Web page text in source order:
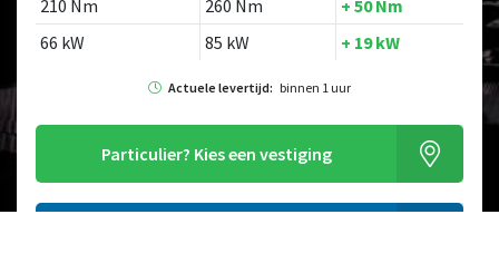
210 Nm
260 Nm
+ 50 Nm
66 kW
85 kW + 19 kW
Actuele levertijd: binnen 1 uur
Particulier? Kies een vestiging